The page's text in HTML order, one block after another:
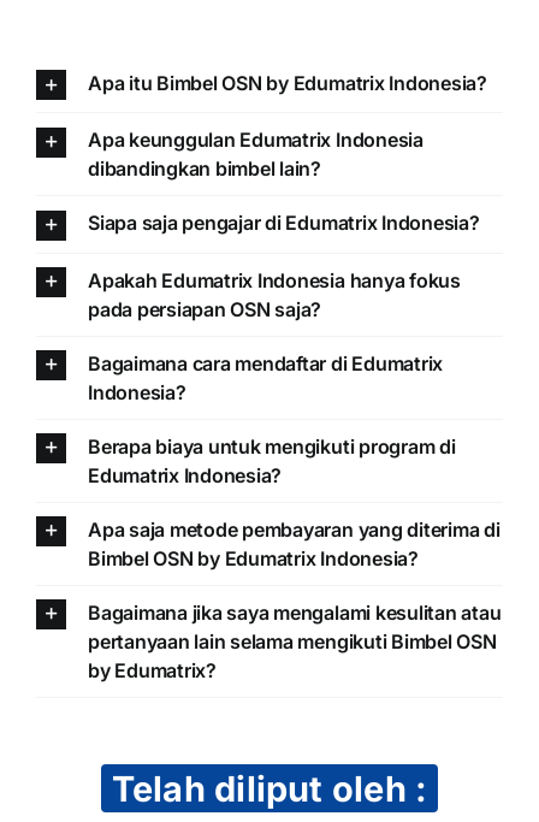
Apa itu Bimbel OSN by Edumatrix Indonesia?
Apa keunggulan Edumatrix Indonesia
dibandingkan bimbel lain?
Siapa saja pengajar di Edumatrix Indonesia?
Apakah Edumatrix Indonesia hanya fokus
pada persiapan OSN saja?
Bagaimana cara mendaftar di Edumatrix
Indonesia?
Berapa biaya untuk mengikuti program di
Edumatrix Indonesia?
Apa saja metode pembayaran yang diterima di
Bimbel OSN by Edumatrix Indonesia?
Bagaimana jika saya mengalami kesulitan atau
pertanyaan lain selama mengikuti Bimbel OSN
by Edumatrix?
Telah diliput oleh :